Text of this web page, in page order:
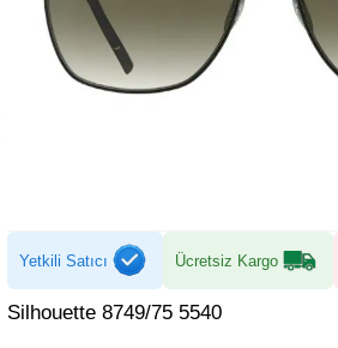
Yetkili Satıcı Ücretsiz Kargo
Silhouette 8749/75 5540